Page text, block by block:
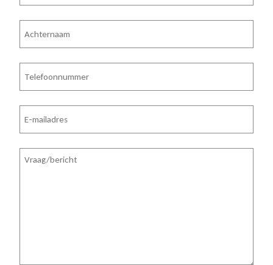
Achternaam
Telefoon
E-
mailadres
Vraag/bericht